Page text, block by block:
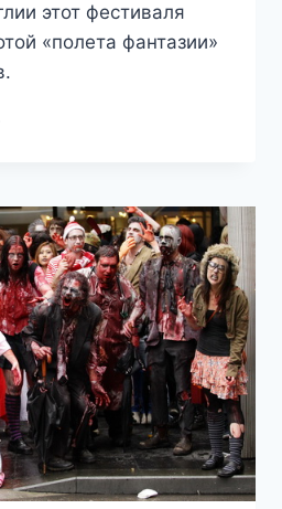
этот фестиваля
«полета фантазии»